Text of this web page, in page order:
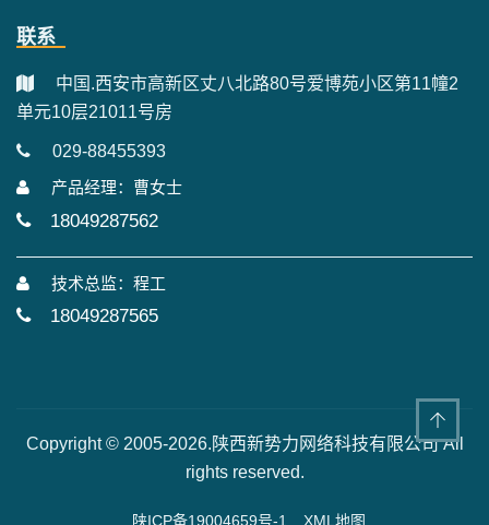
联系
中国.西安市高新区丈八北路80号爱博苑小区第11幢2
单元10层21011号房
029-88455393
产品经理：曹女士
18049287562
技术总监：程工
18049287565
Copyright © 2005-2026.陕西新势力网络科技有限公司 All
rights reserved.
陕ICP备19004659号-1 XML地图